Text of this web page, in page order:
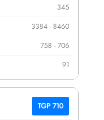
345
3384 - 8460
758 - 706
91
TGP 710